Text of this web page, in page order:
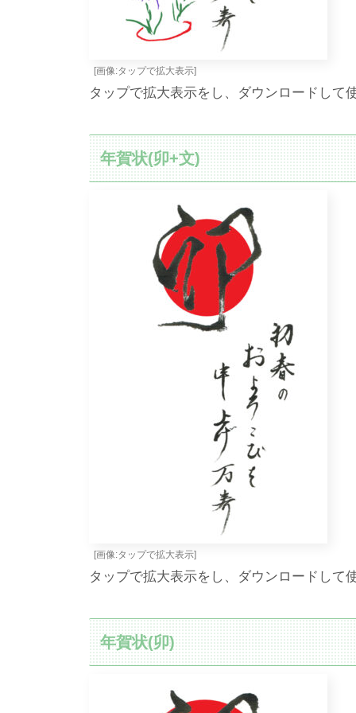
[画像:タップで拡大表示]
タップで拡大表示をし、ダウンロードして
年賀状(卯+文)
[画像:タップで拡大表示]
タップで拡大表示をし、ダウンロードして
年賀状(卯)